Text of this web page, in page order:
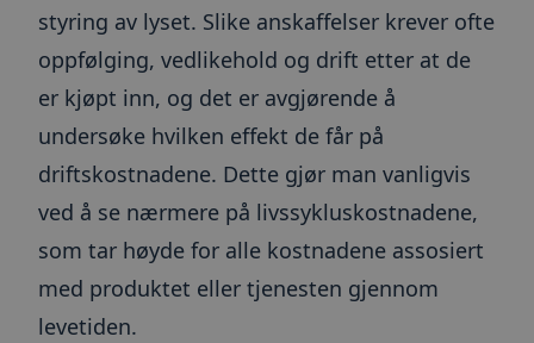
styring av lyset. Slike anskaffelser krever ofte
oppfølging, vedlikehold og drift etter at de
er kjøpt inn, og det er avgjørende å
undersøke hvilken effekt de får på
driftskostnadene. Dette gjør man vanligvis
ved å se nærmere på livssykluskostnadene,
som tar høyde for alle kostnadene assosiert
med produktet eller tjenesten gjennom
levetiden.